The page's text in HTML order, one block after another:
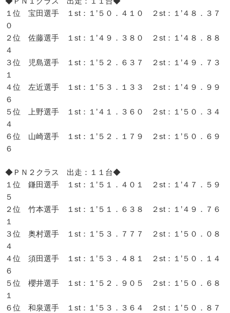
１位 宝田選手 １st：１’５０．４１０ ２st：１’４８．３７
０
２位 佐藤選手 １st：１’４９．３８０ ２st：１’４８．８８
４
３位 児島選手 １st：１’５２．６３７ ２st：１’４９．７３
１
４位 左近選手 １st：１’５３．１３３ ２st：１’４９．９９
６
５位 上野選手 １st：１’４１．３６０ ２st：１’５０．３４
４
６位 山崎選手 １st：１’５２．１７９ ２st：１’５０．６９
６
◆ＰＮ２クラス 出走：１１台◆
１位 鎌田選手 １st：１’５１．４０１ ２st：１’４７．５９
５
２位 竹本選手 １st：１’５１．６３８ ２st：１’４９．７６
１
３位 奥村選手 １st：１’５３．７７７ ２st：１’５０．０８
４
４位 須田選手 １st：１’５３．４８１ ２st：１’５０．１４
６
５位 櫻井選手 １st：１’５２．９０５ ２st：１’５０．６８
１
６位 和泉選手 １st：１’５３．３６４ ２st：１’５０．８７